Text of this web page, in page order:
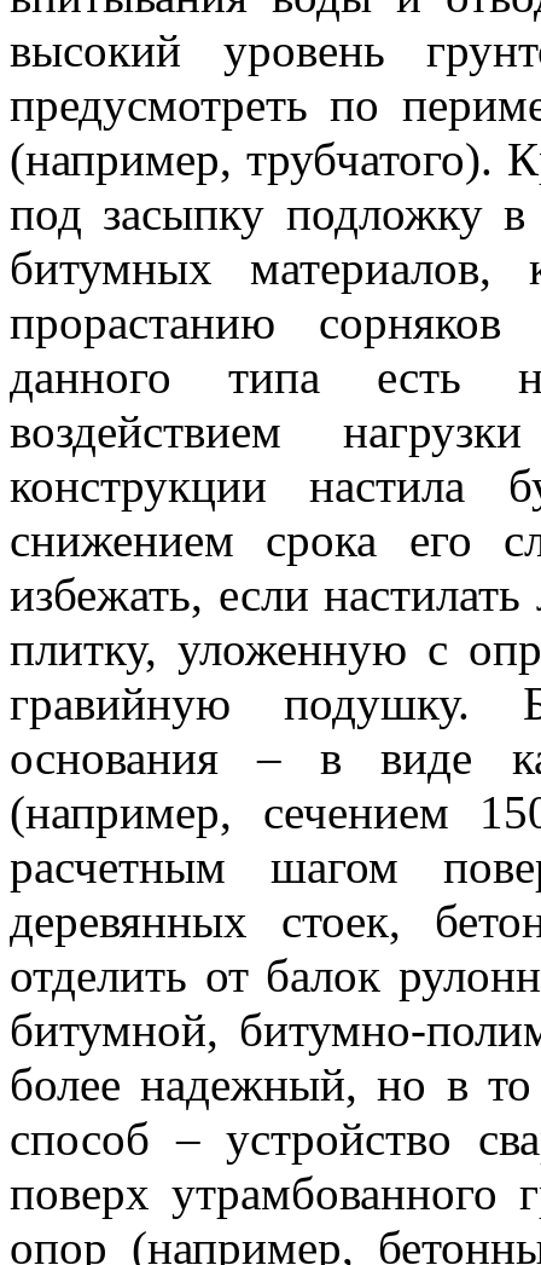
высокий уровень
предусмотреть по
(например, трубчатого).
под засыпку подложку в
битумных материалов,
прорастанию
данного типа есть
воздействием
конструкции настила
снижением срока его
избежать, если
плитку, уложенную с
гравийную подушку.
основания – в виде
(например, сечением
расчетным шагом
деревянных стоек,
отделить от балок
битумной, битумно-
более надежный, но в
способ – устройство
поверх утрамбованного
опор (например,